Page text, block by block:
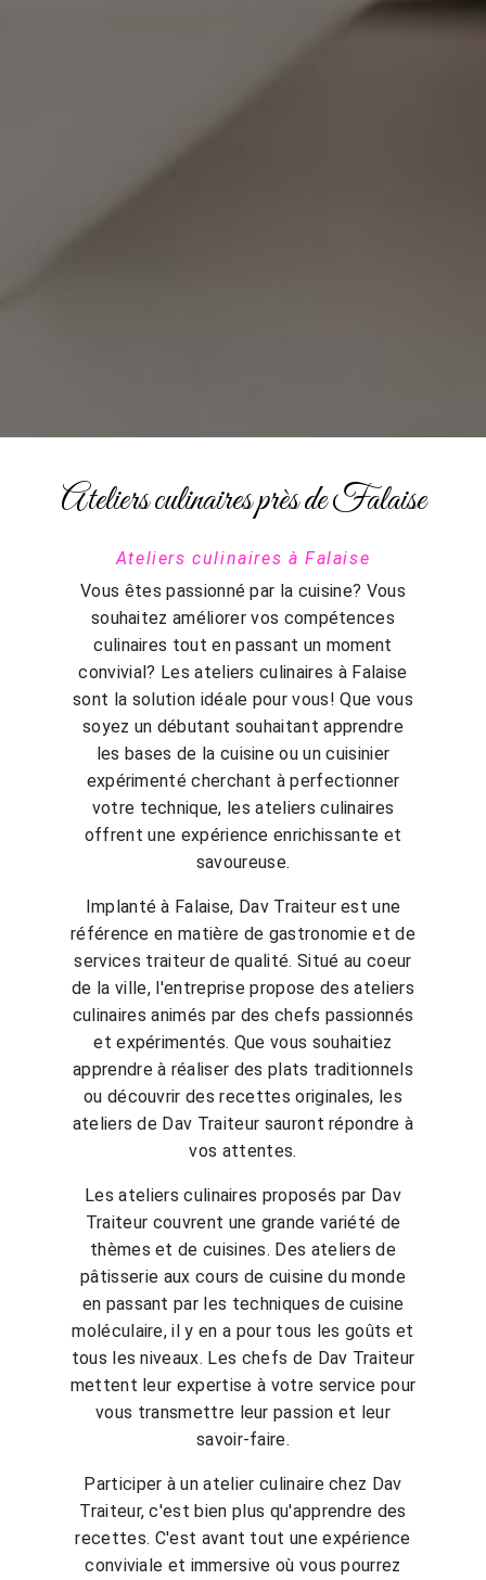
Ateliers culinaires près de Falaise
Ateliers culinaires à Falaise
Vous êtes passionné par la cuisine? Vous
souhaitez améliorer vos compétences
culinaires tout en passant un moment
convivial? Les ateliers culinaires à Falaise
sont la solution idéale pour vous! Que vous
soyez un débutant souhaitant apprendre
les bases de la cuisine ou un cuisinier
expérimenté cherchant à perfectionner
votre technique, les ateliers culinaires
offrent une expérience enrichissante et
savoureuse.
Implanté à Falaise, Dav Traiteur est une
référence en matière de gastronomie et de
services traiteur de qualité. Situé au coeur
de la ville, l'entreprise propose des ateliers
culinaires animés par des chefs passionnés
et expérimentés. Que vous souhaitiez
apprendre à réaliser des plats traditionnels
ou découvrir des recettes originales, les
ateliers de Dav Traiteur sauront répondre à
vos attentes.
Les ateliers culinaires proposés par Dav
Traiteur couvrent une grande variété de
thèmes et de cuisines. Des ateliers de
pâtisserie aux cours de cuisine du monde
en passant par les techniques de cuisine
moléculaire, il y en a pour tous les goûts et
tous les niveaux. Les chefs de Dav Traiteur
mettent leur expertise à votre service pour
vous transmettre leur passion et leur
savoir-faire.
Participer à un atelier culinaire chez Dav
Traiteur, c'est bien plus qu'apprendre des
recettes. C'est avant tout une expérience
conviviale et immersive où vous pourrez